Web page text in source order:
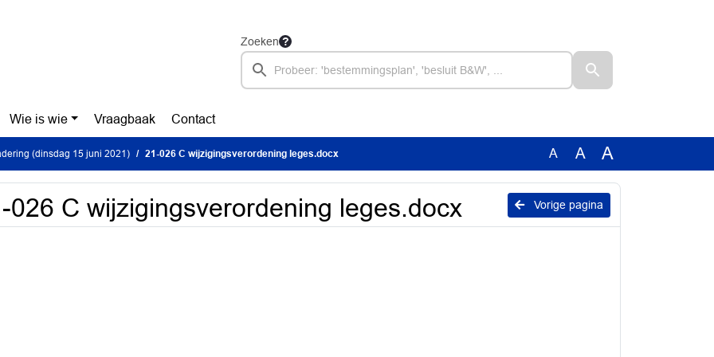
Zoeken
Wie is wie Vraagbaak Contact
(dinsdag 15 juni 2021) 21-026 C wijzigingsverordening leges.docx A A A
Vorige pagina
026 C wijzigingsverordening leges.docx